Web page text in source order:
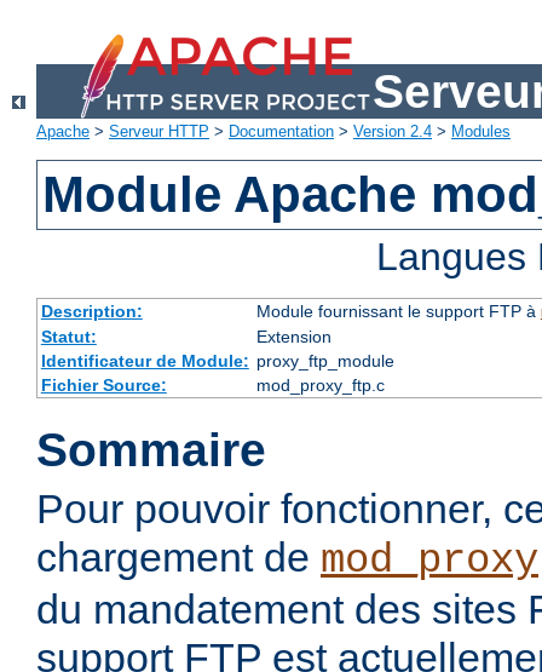
Apache > Serveur HTTP > Documentation > Version 2.4 > Modules
Module Apache
Description: Module fournissant le support FTP à
Statut:
Extension
Identificateur de Module: proxy_ftp_module
Fichier Source:
mod_proxy_ftp.c
Sommaire
Pour pouvoir fonctionner,
chargement de mod_proxy
du mandatement des sites
support FTP est